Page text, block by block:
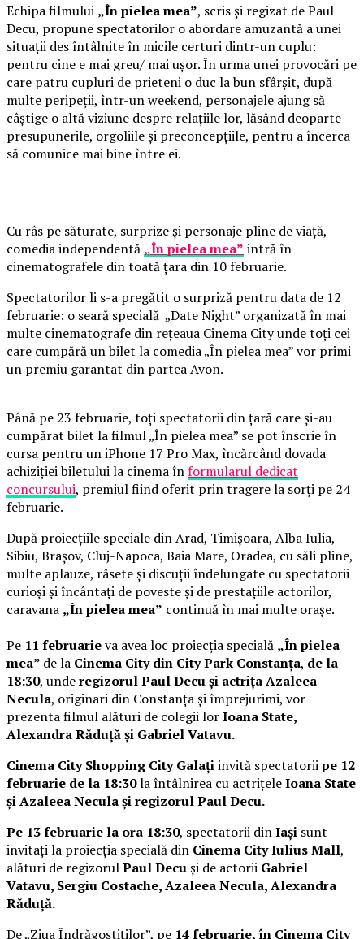
Echipa filmului „În pielea mea”, scris și regizat de Paul
Decu, propune spectatorilor o abordare amuzantă a unei
situații des întâlnite în micile certuri dintr-un cuplu:
pentru cine e mai greu/ mai ușor. În urma unei provocări pe
care patru cupluri de prieteni o duc la bun sfârșit, după
multe peripeții, într-un weekend, personajele ajung să
câștige o altă viziune despre relațiile lor, lăsând deoparte
presupunerile, orgoliile și preconcepțiile, pentru a încerca
să comunice mai bine între ei.
Cu râs pe săturate, surprize și personaje pline de viață,
comedia independentă „În pielea mea” intră în
cinematografele din toată țara din 10 februarie.
Spectatorilor li s-a pregătit o surpriză pentru data de 12
februarie: o seară specială „Date Night” organizată în mai
multe cinematografe din rețeaua Cinema City unde toți cei
care cumpără un bilet la comedia „În pielea mea” vor primi
un premiu garantat din partea Avon.
Până pe 23 februarie, toți spectatorii din țară care și-au
cumpărat bilet la filmul „În pielea mea” se pot înscrie în
cursa pentru un iPhone 17 Pro Max, încărcând dovada
achiziției biletului la cinema înformularul dedicat
concursului, premiul fiind oferit prin tragere la sorți pe 24
februarie.
După proiecțiile speciale din Arad, Timișoara, Alba Iulia,
Sibiu, Brașov, Cluj-Napoca, Baia Mare, Oradea, cu săli pline,
multe aplauze, râsete și discuții îndelungate cu spectatorii
curioși și încântați de poveste și de prestațiile actorilor,
caravana „În pielea mea” continuă în mai multe orașe.
Pe 11 februarieva avea loc proiecția specială „În pielea
mea” de la Cinema City din City Park Constanța, de la
18:30, underegizorul Paul Decu și actrița Azaleea
Necula, originari din Constanța și împrejurimi, vor
prezenta filmul alături de colegii lorIoana State,
Alexandra Răduță și Gabriel Vatavu.
Cinema City Shopping City Galațiinvită spectatoriipe 12
februarie de la 18:30la întâlnirea cu actrițeleIoana State
și Azaleea Necula și regizorul Paul Decu.
Pe 13 februarie la ora 18:30, spectatorii dinIași sunt
invitați la proiecția specială din Cinema City Iulius Mall,
alături de regizorulPaul Decuși de actorii Gabriel
Vatavu, Sergiu Costache, Azaleea Necula, Alexandra
Răduță.
De „Ziua Îndrăgostiților”, pe 14 februarie, în Cinema City